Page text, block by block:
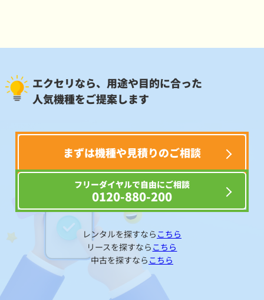
エクセリなら、用途や目的に合った
人気機種をご提案します
まずは機種や見積りのご相談
フリーダイヤルで自由にご相談
0120-880-200
レンタルを探すなら こちら
リースを探すなら こちら
中古を探すなら こちら